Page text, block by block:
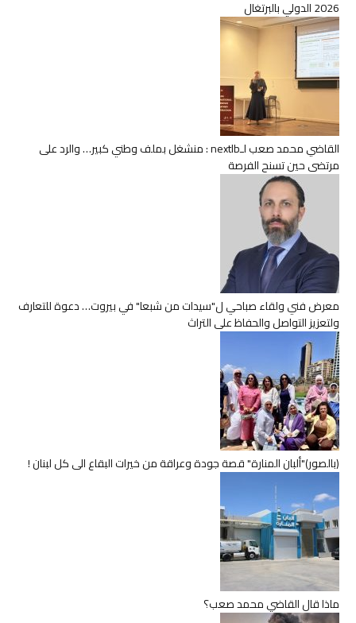
2026 الدولي بالبرتغال
القاضي محمد صعب لـnextlb : منشغل بملف وطني كبير… والرد على
مرتضى حين تسنح الفرصة
معرض فني ولقاء صباحي ل"سيدات من شبعا" في بيروت… دعوة للتعارف
ولتعزيز التواصل والحفاظ على التراث
(بالصور)"ألبان المنارة" قصة جودة وعراقة من خيرات البقاع الى كل لبنان !
ماذا قال القاضي محمد صعب؟